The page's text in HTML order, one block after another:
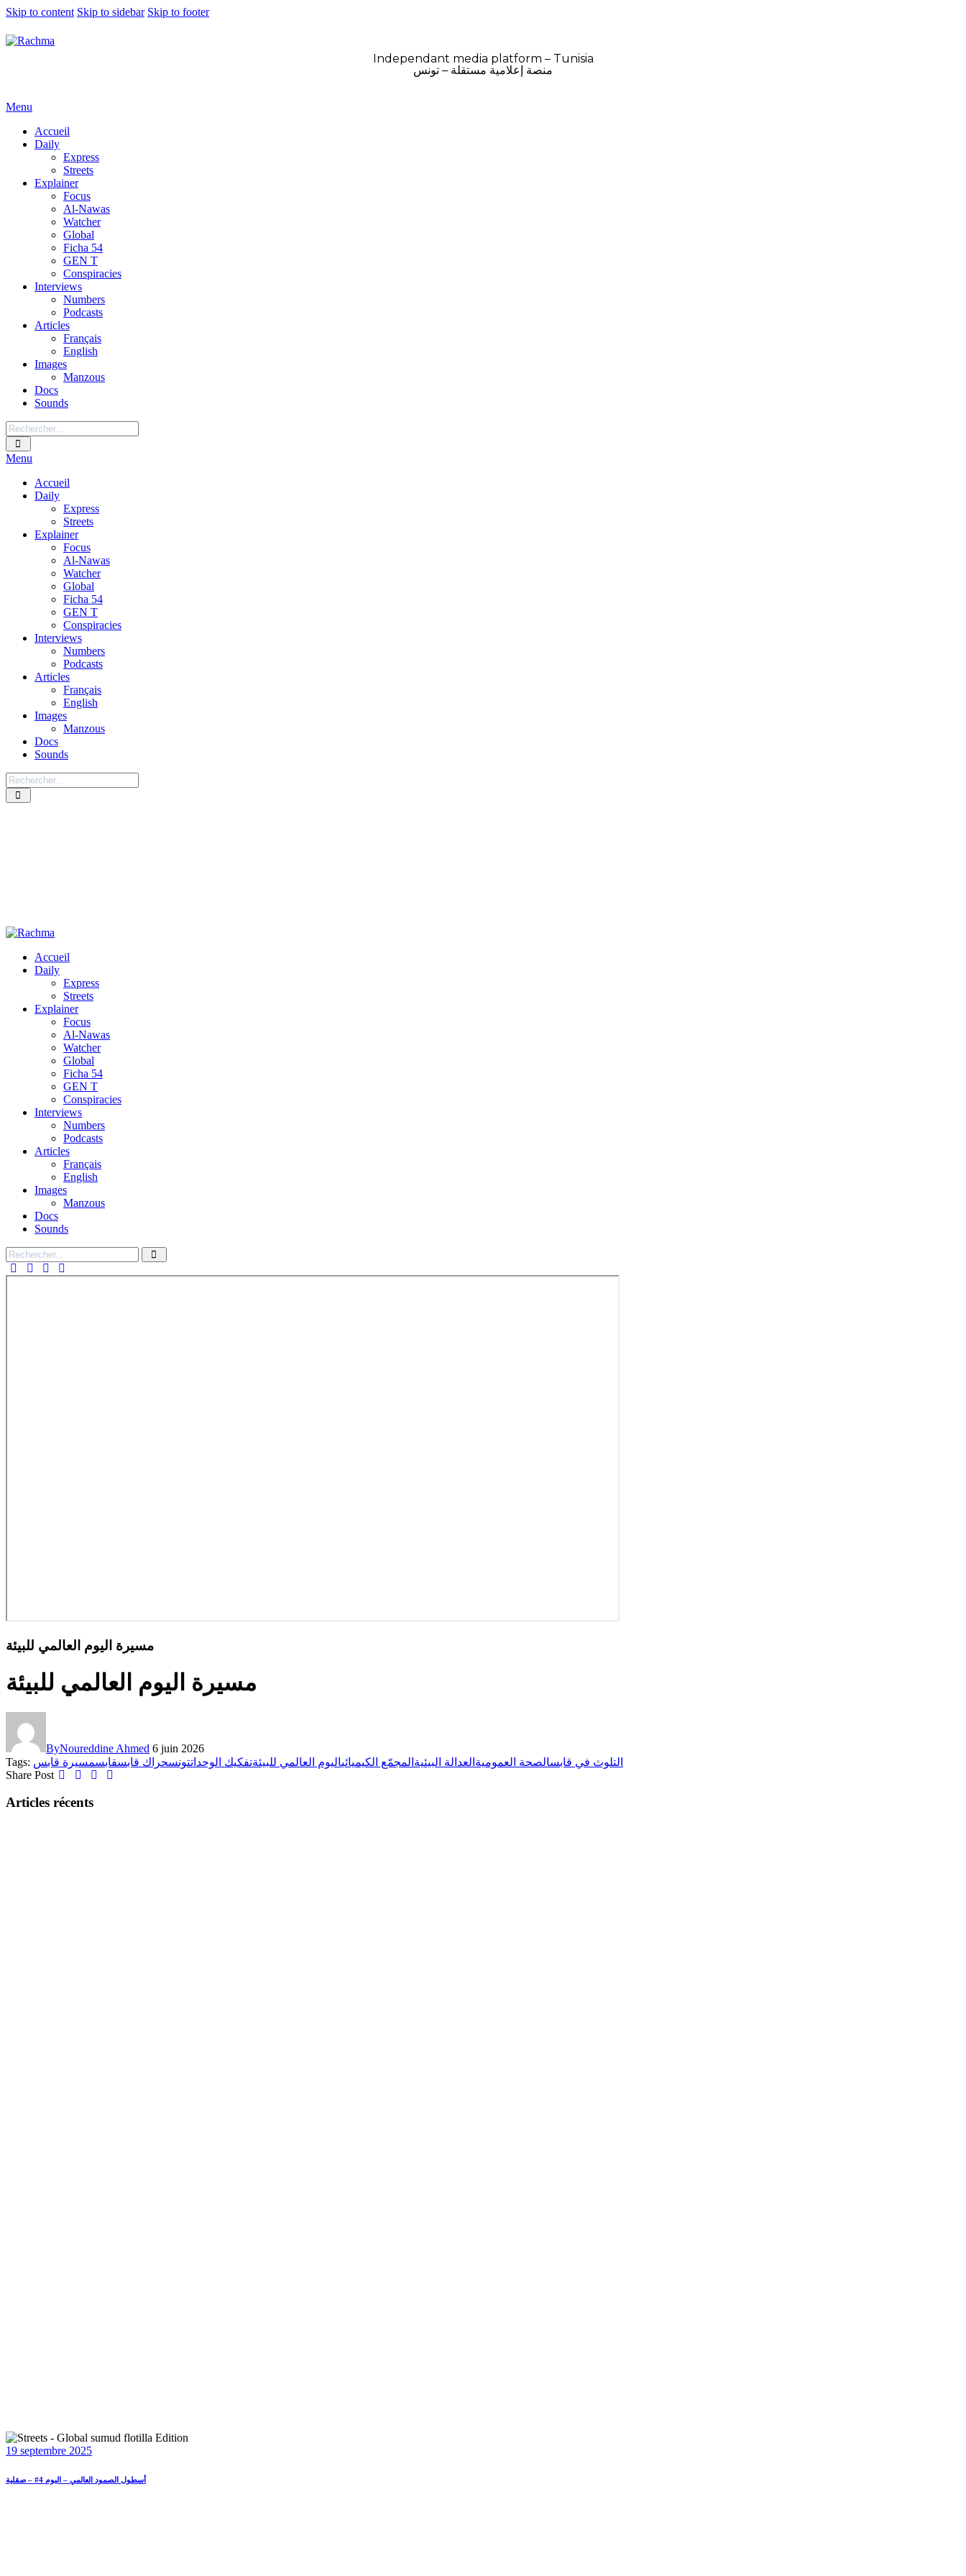
Skip to content Skip to sidebar Skip to footer
Independant media platform – Tunisia
منصة إعلامية مستقلة – تونس
Menu
Accueil
Daily
Express
Streets
Explainer
Focus
Al-Nawas
Watcher
Global
Ficha 54
GEN T
Conspiracies
Interviews
Numbers
Podcasts
Articles
Français
English
Images
Manzous
Docs
Sounds
Menu
Accueil
Daily
Express
Streets
Explainer
Focus
Al-Nawas
Watcher
Global
Ficha 54
GEN T
Conspiracies
Interviews
Numbers
Podcasts
Articles
Français
English
Images
Manzous
Docs
Sounds
Accueil
Daily
Express
Streets
Explainer
Focus
Al-Nawas
Watcher
Global
Ficha 54
GEN T
Conspiracies
Interviews
Numbers
Podcasts
Articles
Français
English
Images
Manzous
Docs
Sounds
مسيرة اليوم العالمي للبيئة
مسيرة اليوم العالمي للبيئة
ByNoureddine Ahmed 6 juin 2026
Tags:
التلوث في قابسالصحة العمومية العدالة البيئية المجمّع الكيميائياليوم العالمي للبيئةتفكيك الوحداتتونسحراك قابسقابسمسيرة قابس
Share Post
Articles récents
19 septembre 2025
أسطول الصمود العالمي – اليوم 4# – صقلية